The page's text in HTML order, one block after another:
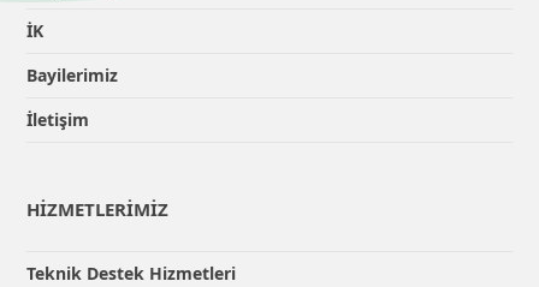
İK
Bayilerimiz
İletişim
HİZMETLERİMİZ
Teknik Destek Hizmetleri